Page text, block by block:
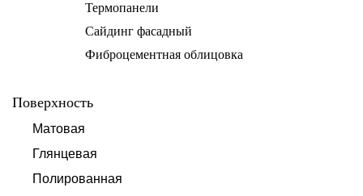
Термопанели
Сайдинг фасадный
Фиброцементная облицовка
Поверхность
Матовая
Глянцевая
Полированная